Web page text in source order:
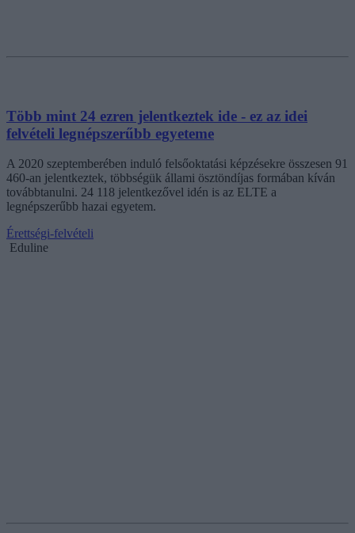
Több mint 24 ezren jelentkeztek ide - ez az idei
felvételi legnépszerűbb egyeteme
A 2020 szeptemberében induló felsőoktatási képzésekre összesen 91
460-an jelentkeztek, többségük állami ösztöndíjas formában kíván
továbbtanulni. 24 118 jelentkezővel idén is az ELTE a
legnépszerűbb hazai egyetem.
Érettségi-felvételi
Eduline